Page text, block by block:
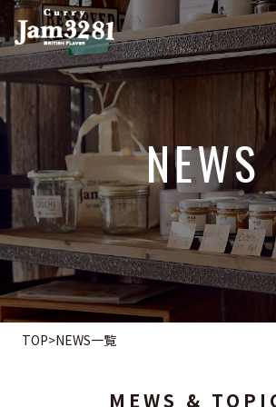
NEWS
TOP>NEWS一覧
MEWS &